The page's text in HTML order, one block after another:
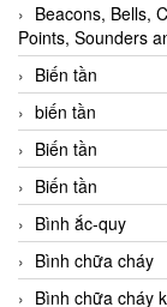
Beacons, Bells,
Points, Sounders
Biến tần
biến tần
Biến tần
Biến tần
Bình ắc-quy
Bình chữa cháy
Bình chữa cháy